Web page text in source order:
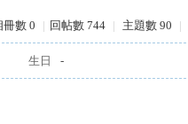
冊數 0 | 回帖數 744 | 主題數 90 |
生日 -